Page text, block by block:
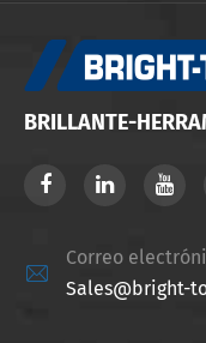
BRILLANTE-

Correo
Sales@bright-